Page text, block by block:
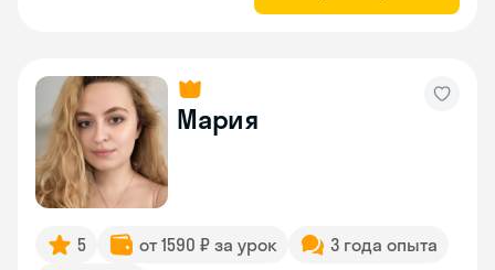
Мария
5 от 1590 ₽ за урок
3 года опыта